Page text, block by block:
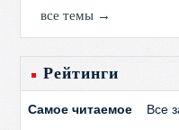
все темы →
Рейтинги
Самое читаемое Все